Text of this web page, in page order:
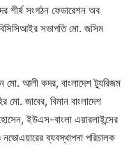
শীর্ষ সংগঠন ফেডারেশন অব
সভাপতি মো. জসিম
মো. আলী কদর, বাংলাদেশ ট্যুরিজম
মো. জাবের, বিমান বাংলাদেশ
ইউএস-বাংলা এয়ারলাইন্সের
ব্যবস্থাপনা পরিচালক